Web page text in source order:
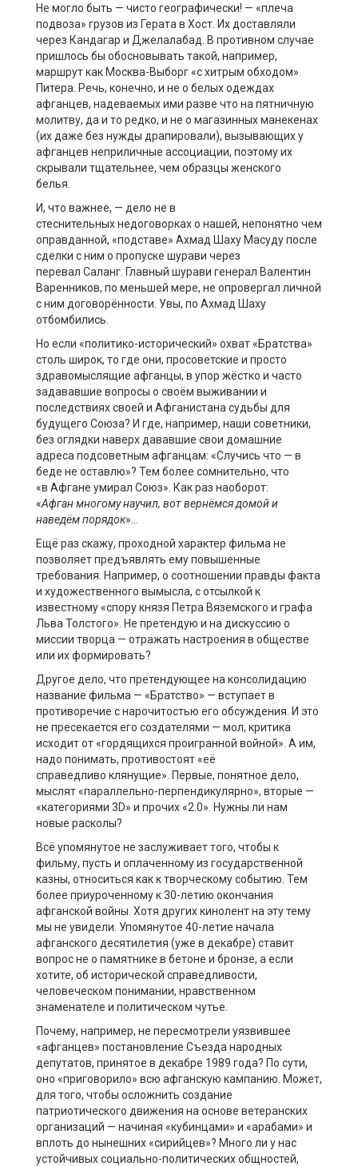
Не могло быть — чисто географически! — «плеча
подвоза» грузов из Герата в Хост. Их доставляли
через Кандагар и Джелалабад. В противном случае
пришлось бы обосновывать такой, например,
маршрут как Москва-Выборг «с хитрым обходом»
Питера. Речь, конечно, и не о белых одеждах
афганцев, надеваемых ими разве что на пятничную
молитву, да и то редко, и не о магазинных манекенах
(их даже без нужды драпировали), вызывающих у
афганцев неприличные ассоциации, поэтому их
скрывали тщательнее, чем образцы женского
белья.
И, что важнее, — дело не в
стеснительныхнедоговоркахо нашей, непонятно чем
оправданной, «подставе» Ахмад Шаху Масудупосле
сделки с ним о пропуске шурави через
перевал Саланг . Главный шурави генерал Валентин
Варенников, по меньшей мере, не опровергал личной
с ним договорённости. Увы, по Ахмад Шаху
отбомбились.
Но если «политико-исторический» охват «Братства»
столь широк, то где они, просоветские и просто
здравомыслящие афганцы, в упор жёстко и часто
задававшие вопросы о своём выживании и
последствиях своей и Афганистана судьбы для
будущего Союза? И где, например, наши советники,
без оглядки наверх дававшие свои домашние
адреса подсоветным афганцам: «Случись что — в
беде не оставлю»? Тем более сомнительно, что
«в Афгане умирал Союз». Как раз наоборот:
«Афганмногому научил, вот вернёмсядомойи
наведём порядок»…
Ещё раз скажу, проходной характер фильма не
позволяет предъявлять ему повышенные
требования. Например, о соотношении правды факта
и художественного вымысла, с отсылкой к
известному «спору князя Петра Вяземского и графа
Льва Толстого». Не претендую и на дискуссию о
миссии творца — отражать настроения в обществе
или их формировать?
Другое дело, что претендующее на консолидацию
название фильма — «Братство» — вступает в
противоречие с нарочитостью его обсуждения. И это
не пресекается его создателями — мол, критика
исходит от «гордящихся проигранной войной». А им,
надо понимать, противостоят «её
справедливо клянущие». Первые, понятное дело,
мыслят «параллельно-перпендикулярно», вторые —
«категориями 3D» и прочих «2.0». Нужны ли нам
новые расколы?
Всё упомянутое не заслуживает того, чтобы к
фильму, пусть и оплаченному из государственной
казны, относиться как к творческому событию. Тем
более приуроченномук 30-летию окончания
афганской войны. Хотя других кинолент на эту тему
мы не увидели. Упомянутое 40-летие начала
афганского десятилетия (уже в декабре) ставит
вопрос не о памятнике в бетоне и бронзе, а если
хотите, об исторической справедливости,
человеческом понимании, нравственном
знаменателе и политическом чутье.
Почему, например, не пересмотрели уязвившее
«афганцев» постановление Съезда народных
депутатов, принятое в декабре 1989 года? По сути,
оно «приговорило» всю афганскую кампанию. Может,
для того, чтобы осложнить создание
патриотического движения на основе ветеранских
организаций — начиная «кубинцами» и «арабами» и
вплоть до нынешних «сирийцев»? Много ли у нас
устойчивых социально-политических общностей,